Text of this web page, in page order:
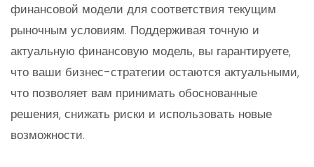
финансовой модели для соответствия текущим
рыночным условиям. Поддерживая точную и
актуальную финансовую модель, вы гарантируете,
что ваши бизнес-стратегии остаются актуальными,
что позволяет вам принимать обоснованные
решения, снижать риски и использовать новые
возможности.